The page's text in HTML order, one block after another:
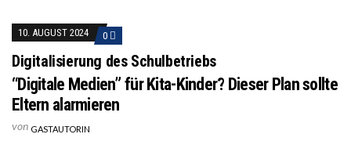
10. AUGUST 2024 0
Digitalisierung des Schulbetriebs
“Digitale Medien” für Kita-Kinder? Dieser Plan sollte
Eltern alarmieren
von GASTAUTORIN